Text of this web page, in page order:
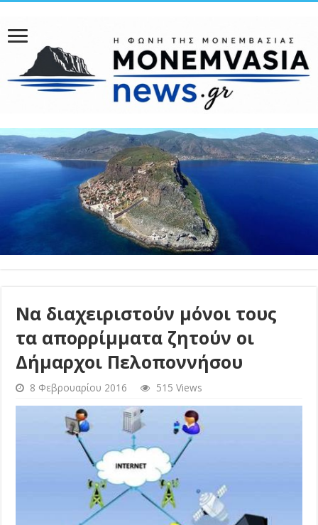
Να διαχειριστούν μόνοι τους
τα απορρίμματα ζητούν οι
Δήμαρχοι Πελοποννήσου
8 Φεβρουαρίου 2016 515 Views